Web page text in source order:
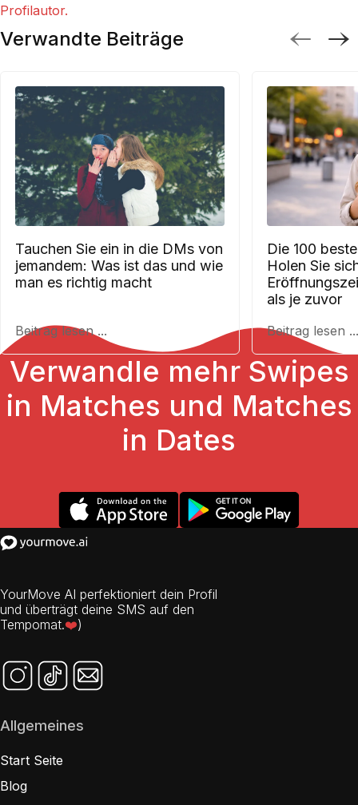
Profilautor.
Verwandte Beiträge
Tauchen Sie ein in die DMs von
jemandem: Was ist das und wie
man es richtig macht
Beitrag lesen ...
Die 100
Holen Sie
als je zuvor
Beitrag lesen ...
Verwandle mehr Swipes
in Matches und Matches
in Dates
Allgemeines
Start Seite
Blog
YourMove AI perfektioniert dein Profil
und überträgt deine SMS auf den
Tempomat.❤️)